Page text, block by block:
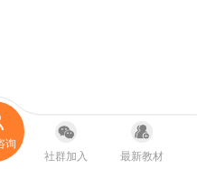
询
社群加入
最新教材